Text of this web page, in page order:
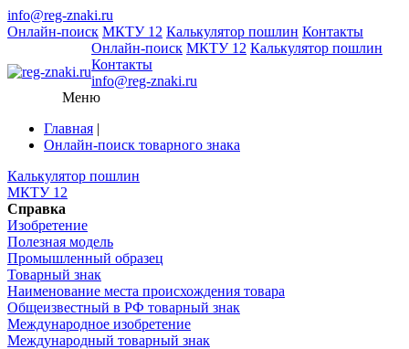
info@reg-znaki.ru
Онлайн-поиск МКТУ 12 Калькулятор пошлин Контакты
Онлайн-поиск МКТУ 12 Калькулятор пошлин
Контакты
info@reg-znaki.ru
Меню
Главная |
Онлайн-поиск товарного знака
Калькулятор пошлин
МКТУ 12
Справка
Изобретение
Полезная модель
Промышленный образец
Товарный знак
Наименование места происхождения товара
Общеизвестный в РФ товарный знак
Международное изобретение
Международный товарный знак